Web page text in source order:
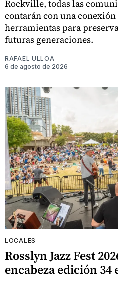
Rockville, todas las
contarán con una
herramientas para
futuras generaciones.
RAFAEL ULLOA
6 de agosto de 2026
LOCALES
Rosslyn Jazz Fest
encabeza edición